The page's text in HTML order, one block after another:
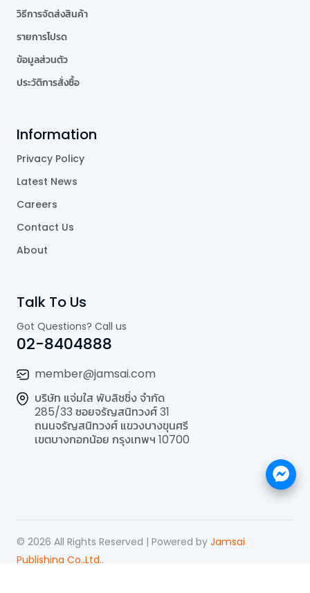
วิธีการจัดส่งสินค้า
รายการโปรด
ข้อมูลส่วนตัว
ประวัติการสั่งซื้อ
Information
Privacy Policy
Latest News
Careers
Contact Us
About
Talk To Us
Got Questions? Call us
02-8404888
member@jamsai.com
บริษัท แจ่มใส พับลิชชิ่ง จำกัด
285/33 ซอยจรัญสนิทวงศ์ 31
ถนนจรัญสนิทวงศ์ แขวงบางขุนศรี
เขตบางกอกน้อย กรุงเทพฯ 10700
© 2026 All Rights Reserved | Powered by Jamsai
Publishing Co.,Ltd..